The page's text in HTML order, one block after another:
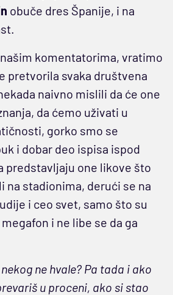
obuče dres Španije, i na
komentatorima, vratimo
pretvorila svaka društvena
naivno mislili da će one
da ćemo uživati u
gorko smo se
i dobar deo ispisa ispod
predstavljaju one likove što
na stadionima, derući se na
i ceo svet, samo što su
i ne libe se da ga
ne hvale? Pa tada i ako
u proceni, ako si stao